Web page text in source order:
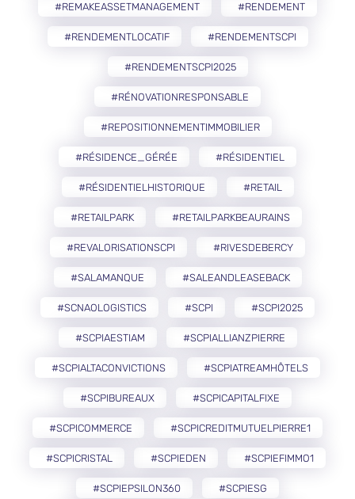
#REMAKEASSETMANAGEMENT #RENDEMENT
#RENDEMENTLOCATIF #RENDEMENTSCPI
#RENDEMENTSCPI2025
#RÉNOVATIONRESPONSABLE
#REPOSITIONNEMENTIMMOBILIER
#RÉSIDENCE_GÉRÉE #RÉSIDENTIEL
#RÉSIDENTIELHISTORIQUE #RETAIL
#RETAILPARK #RETAILPARKBEAURAINS
#REVALORISATIONSCPI #RIVESDEBERCY
#SALAMANQUE #SALEANDLEASEBACK
#SCNAOLOGISTICS #SCPI #SCPI2025
#SCPIAESTIAM #SCPIALLIANZPIERRE
#SCPIALTACONVICTIONS #SCPIATREAMHÔTELS
#SCPIBUREAUX #SCPICAPITALFIXE
#SCPICOMMERCE #SCPICREDITMUTUELPIERRE1
#SCPICRISTAL #SCPIEDEN #SCPIEFIMMO1
#SCPIEPSILON360 #SCPIESG